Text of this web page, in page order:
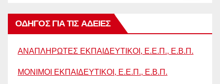
ΟΔΗΓΟΣ ΓΙΑ ΤΙΣ ΑΔΕΙΕΣ
ΑΝΑΠΛΗΡΩΤΕΣ ΕΚΠΑΙΔΕΥΤΙΚΟΙ, Ε.Ε.Π., Ε.Β.Π.
ΜΟΝΙΜΟΙ ΕΚΠΑΙΔΕΥΤΙΚΟΙ, Ε.Ε.Π., Ε.Β.Π.